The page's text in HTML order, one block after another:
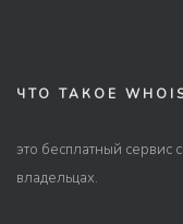
ЧТО ТАКОЕ
это бесплатный
владельцах.